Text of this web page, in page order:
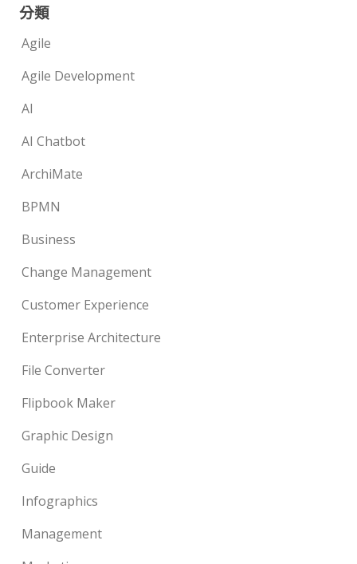
分類
Agile
Agile Development
AI
AI Chatbot
ArchiMate
BPMN
Business
Change Management
Customer Experience
Enterprise Architecture
File Converter
Flipbook Maker
Graphic Design
Guide
Infographics
Management